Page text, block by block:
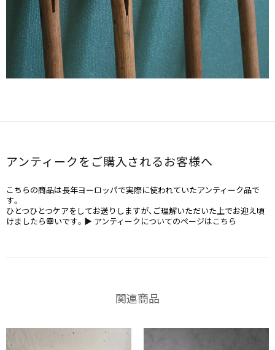
アンティークをご購入されるお客様へ
こちらの商品は長年ヨーロッパで実際に使われていたアンティーク品で
す。
ひとつひとつケアをしてお送りしますが、ご理解いただいた上でお迎え頃
けましたら幸いです。 ▶ アンティークについてのページはこちら
関連商品